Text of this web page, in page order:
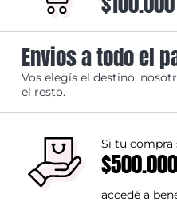
Envios a todo el
Vos elegís el destino,
el resto.
Si tu compra
$500.000
accedé a